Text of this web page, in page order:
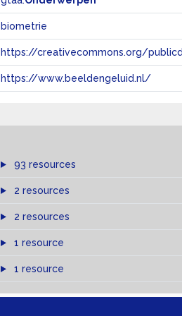
biometrie
https://creativecommons.org/
https://www.beeldengeluid.nl/
93 resources
2 resources
2 resources
1 resource
1 resource